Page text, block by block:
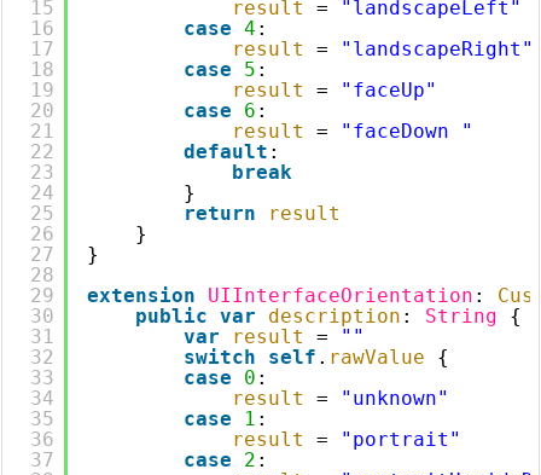
15
16
17
18
19
20
21
22
23
24
25
26
27
28
29
30
31
32
33
34
35
36
37
result
=
"landscapeLeft"
case 4 :
result
=
"landscapeRight"
case
5 :
result
=
"faceUp"
case
6 :
result
=
"faceDown "
default :
break
}
return
result
}
}
extension
UIInterfaceOrientation :
public var description : String
{
var
result =
""
switch
self . rawValue
{
case
0 :
result
=
"unknown"
case
1 :
result
=
"portrait"
case
2 :